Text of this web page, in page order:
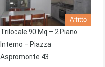
Affitto
Trilocale 90 Mq – 2 Piano
Interno – Piazza
Aspromonte 43